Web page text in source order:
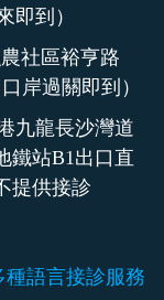
即到）
社區裕亨路
岸過關即到）
九龍長沙灣道
鐵站B1出口直
提供接診
語言接診服務